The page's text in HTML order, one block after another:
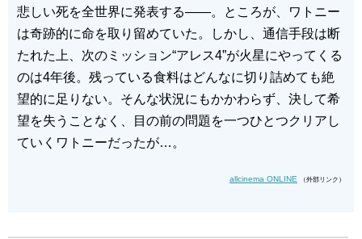
悲しい死を全世界に発表する――。ところが、ワトニー
は奇跡的に命を取り留めていた。しかし、通信手段は断
たれた上、次のミッション“アレス4”が火星にやってくる
のは4年後。残っている食料はどんなに切り詰めても絶
望的に足りない。そんな状況にもかかわらず、決して希
望を失うことなく、目の前の問題を一つひとつクリアし
ていくワトニーだったが…。
allcinema ONLINE （外部リンク）